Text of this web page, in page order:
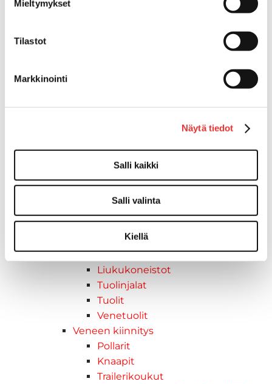
Mieltymykset
Tilastot
Markkinointi
Näytä tiedot
Salli kaikki
Salli valinta
Kiellä
Kiinnitysvarret
SUP-laudan telineet
Kuljetusrampit
Kädensija, metallia
Taavetit
Venetuolit ja -tuolinjalat
Liukukoneistot
Tuolinjalat
Tuolit
Venetuolit
Veneen kiinnitys
Pollarit
Knaapit
Trailerikoukut